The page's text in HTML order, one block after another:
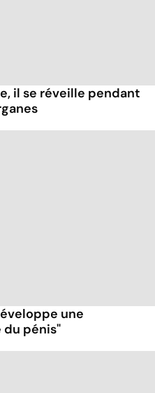
il se réveille pendant
une
pénis"